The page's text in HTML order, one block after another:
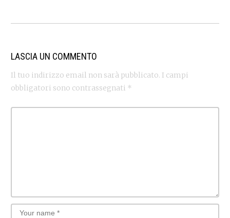
LASCIA UN COMMENTO
Il tuo indirizzo email non sarà pubblicato. I campi
obbligatori sono contrassegnati *